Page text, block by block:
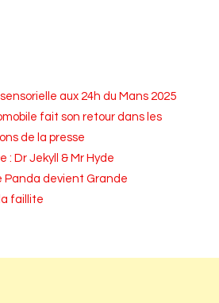
aux 24h du Mans 2025
fait son retour dans les
de la presse
: Dr Jekyll & Mr Hyde
Panda devient Grande
faillite